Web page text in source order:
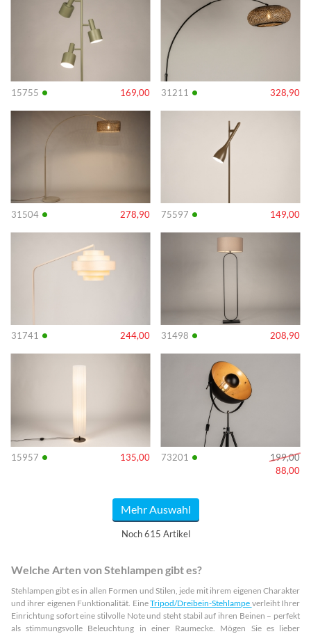
15755 • 169,00 31211 • 328,90
31504 • 278,90
Info
75597 • 149,00
Info
31741 • 244,00
Info
31498 • 208,90
Info
15957 • 135,00
Info
73201 •
199,00
88,00
Info
Mehr Auswahl
Noch 615 Artikel
Welche Arten von Stehlampen gibt es?
Stehlampen gibt es in allen Formen und Stilen, jede mit ihrem eigenen Charakter
und ihrer eigenen Funktionalität. EineTripod/Dreibein-Stehlampe verleiht Ihrer
Einrichtung sofort eine stilvolle Note und steht stabil auf ihren Beinen – perfekt
als stimmungsvolle Beleuchtung in einer Raumecke. Mögen Sie es lieber